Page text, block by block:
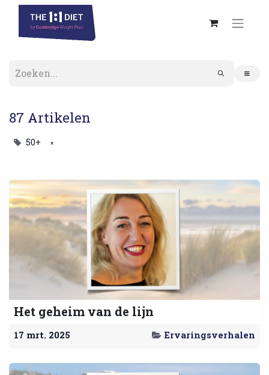
87 Artikelen
50+ ×
Het geheim van de lijn
17 mrt. 2025 Ervaringsverhalen